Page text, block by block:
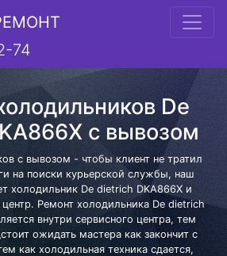
74
De
с вывозом
с вывозом - чтобы клиент не тратил
на поиски курьерской службы, наш
холодильник De dietrich DKA866X и
центр. Ремонт холодильника De dietrich
внутри сервисного центра, тем
ожидать мастера как закончит с
как холодильная техника сдается,